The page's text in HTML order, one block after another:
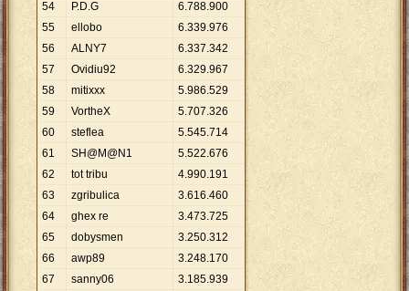
54
P.D.G 6.788.900
55
ellobo 6.339.976
56
ALNY7 6.337.342
57
Ovidiu92 6.329.967
58
mitixxx 5.986.529
59
VortheX 5.707.326
60
steflea 5.545.714
61
SH@M@N1 5.522.676
62
tot tribu 4.990.191
63
zgribulica 3.616.460
64
ghex re 3.473.725
65
dobysmen 3.250.312
66
awp89 3.248.170
67
sanny06 3.185.939